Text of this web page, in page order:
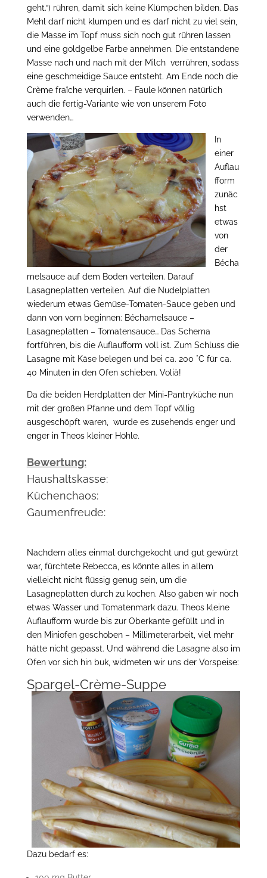
geht.“) rühren, damit sich keine Klümpchen bilden. Das
Mehl darf nicht klumpen und es darf nicht zu viel sein,
die Masse im Topf muss sich noch gut rühren lassen
und eine goldgelbe Farbe annehmen. Die entstandene
Masse nach und nach mit der Milch verrühren, sodass
eine geschmeidige Sauce entsteht. Am Ende noch die
Crème fraîche verquirlen. – Faule können natürlich
auch die fertig-Variante wie von unserem Foto
verwenden…
In
einer
Auflau
fform
zunäc
hst
etwas
von
der
Bécha
melsauce auf dem Boden verteilen. Darauf
Lasagneplatten verteilen. Auf die Nudelplatten
wiederum etwas Gemüse-Tomaten-Sauce geben und
dann von vorn beginnen: Béchamelsauce –
Lasagneplatten – Tomatensauce… Das Schema
fortführen, bis die Auflaufform voll ist. Zum Schluss die
Lasagne mit Käse belegen und bei ca. 200 °C für ca.
40 Minuten in den Ofen schieben. Volià!
Da die beiden Herdplatten der Mini-Pantryküche nun
mit der großen Pfanne und dem Topf völlig
ausgeschöpft waren, wurde es zusehends enger und
enger in Theos kleiner Höhle.
Bewertung:
Haushaltskasse:
Küchenchaos:
Gaumenfreude:
Nachdem alles einmal durchgekocht und gut gewürzt
war, fürchtete Rebecca, es könnte alles in allem
vielleicht nicht flüssig genug sein, um die
Lasagneplatten durch zu kochen. Also gaben wir noch
etwas Wasser und Tomatenmark dazu. Theos kleine
Auflaufform wurde bis zur Oberkante gefüllt und in
den Miniofen geschoben – Millimeterarbeit, viel mehr
hätte nicht gepasst. Und während die Lasagne also im
Ofen vor sich hin buk, widmeten wir uns der Vorspeise:
Spargel-Crème-Suppe
Dazu bedarf es: